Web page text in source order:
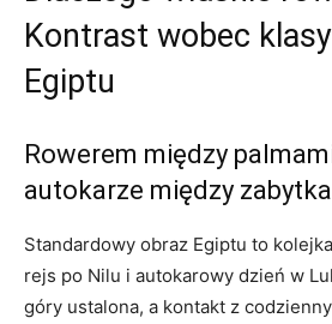
Kontrast wobec
Egiptu
Rowerem między
autokarze między
Standardowy obraz Egiptu to
rejs po Nilu i autokarowy dzień w
góry ustalona, a kontakt z